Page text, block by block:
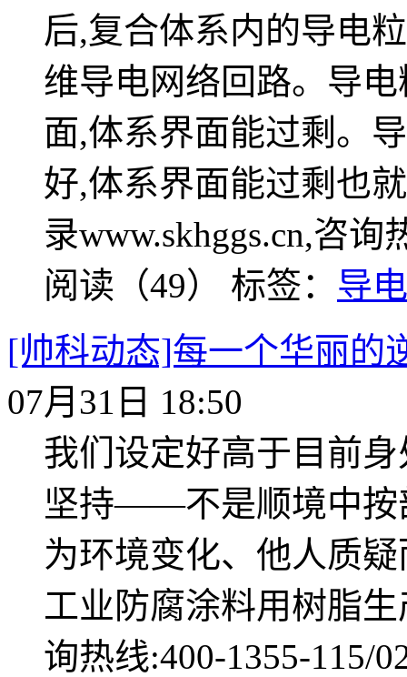
后,复合体系内的导电
维导电网络回路。导
面,体系界面能过剩。
好,体系界面能过剩也
录www.skhggs.cn,咨询
阅读（49） 标签： 导
[帅科动态]每一个华丽的
07月31日 18:50
我们设定好高于目前
坚持——不是顺境中按
为环境变化、他人质
工业防腐涂料用树脂
询热线:400-1355-115/